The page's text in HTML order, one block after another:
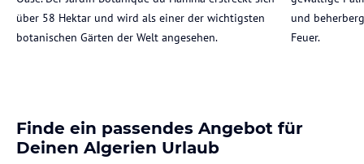
über 58 Hektar und wird als einer der wichtigsten
botanischen Gärten der Welt angesehen.
und
Feuer.
Finde ein passendes Angebot für
Deinen Algerien Urlaub